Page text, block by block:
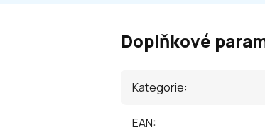
Doplňkové
Kategorie:
EAN: